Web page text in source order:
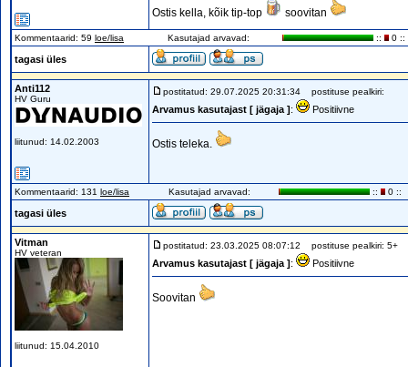
Ostis kella, kõik tip-top soovitan
Kommentaarid: 59 loe/lisa Kasutajad arvavad: :: 0 ::
tagasi üles
Anti112
HV Guru
liitunud: 14.02.2003
postitatud: 29.07.2025 20:31:34 postituse pealkiri:
Arvamus kasutajast [ jägaja ]: Positiivne
Ostis teleka.
Kommentaarid: 131 loe/lisa Kasutajad arvavad: :: 0 ::
tagasi üles
Vitman
HV veteran
liitunud: 15.04.2010
postitatud: 23.03.2025 08:07:12 postituse pealkiri: 5+
Arvamus kasutajast [ jägaja ]: Positiivne
Soovitan